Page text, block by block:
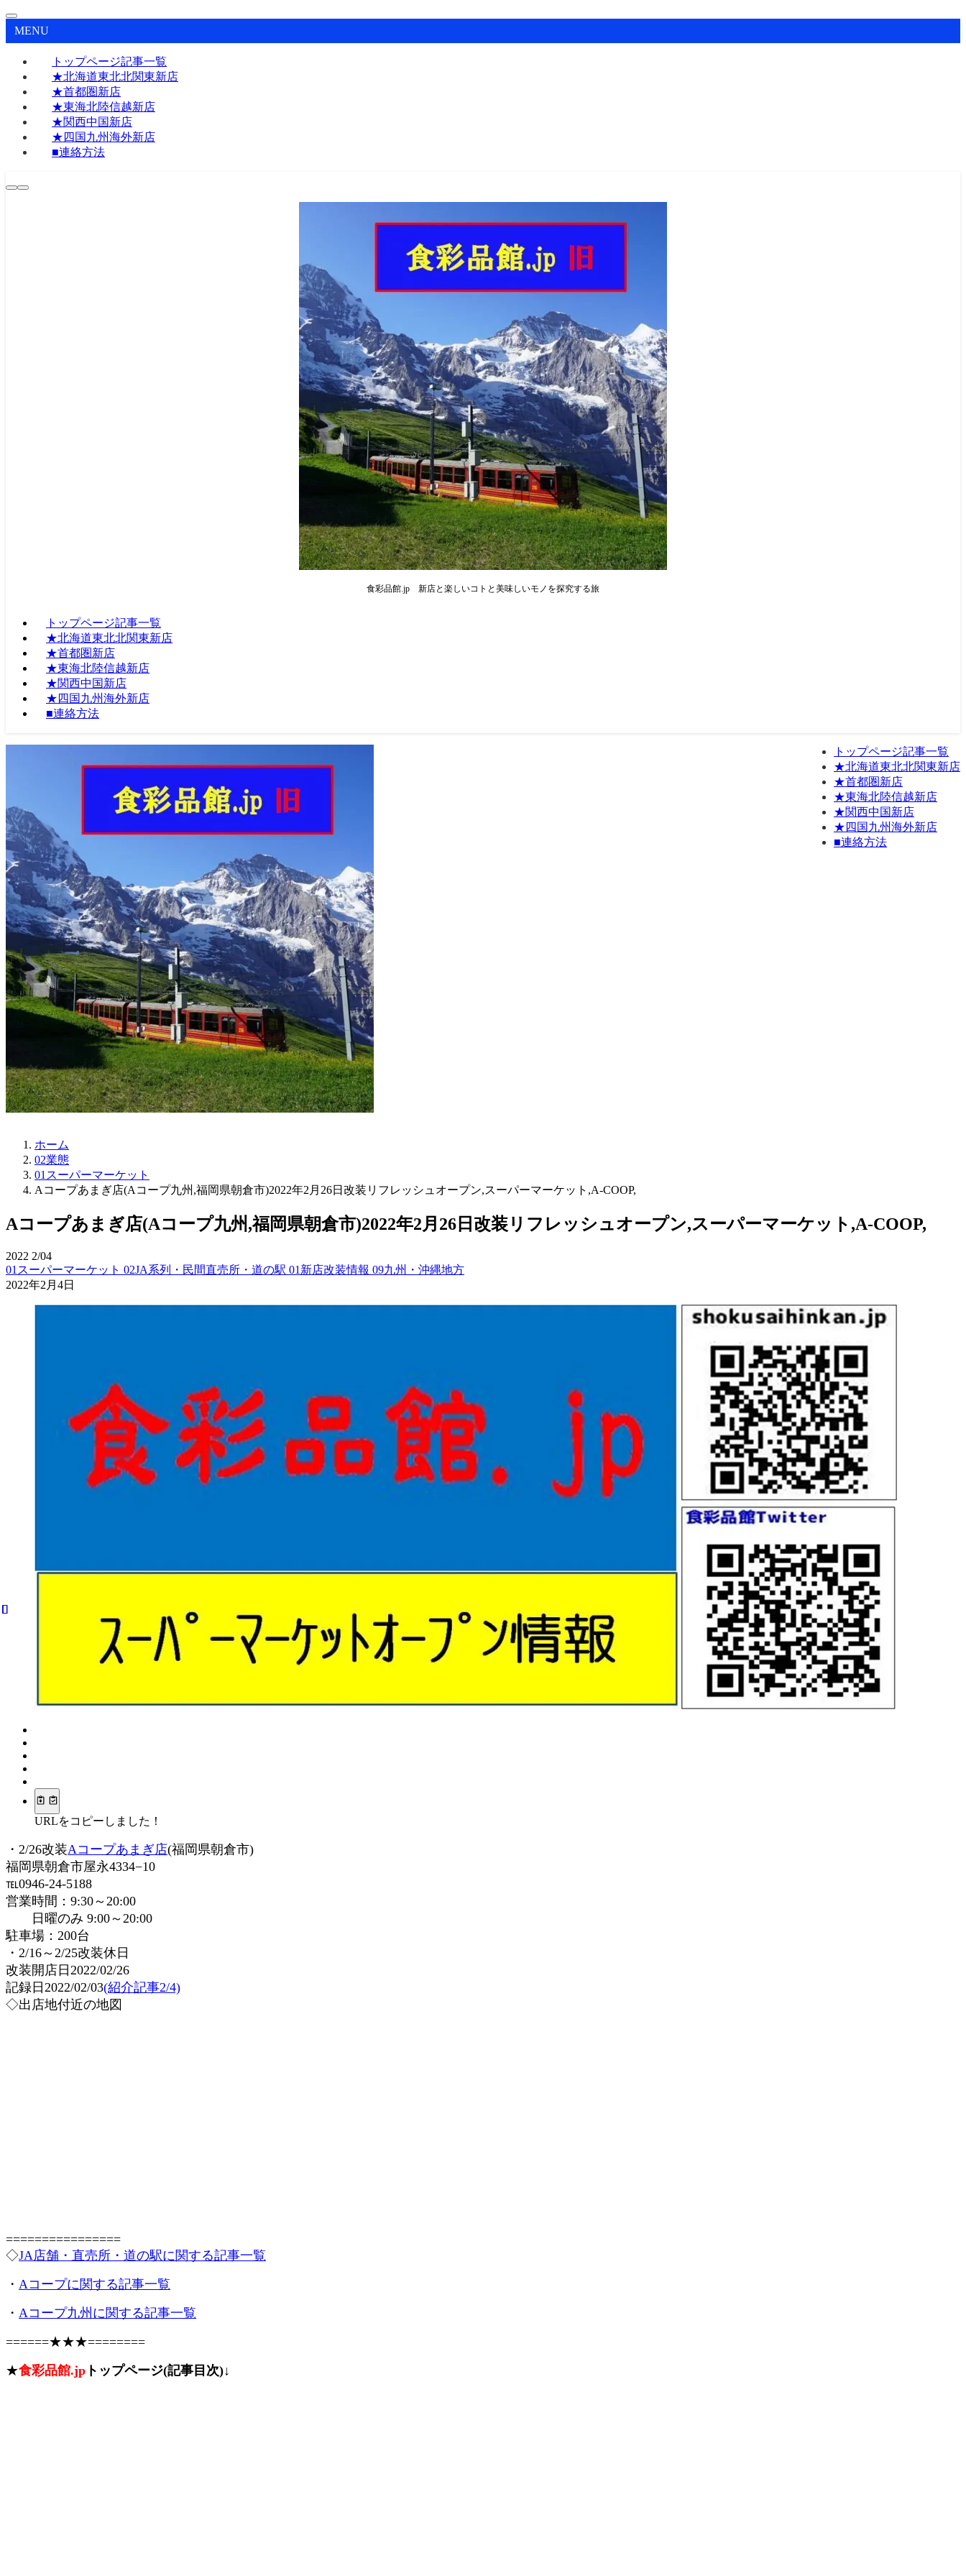
MENU
トップページ記事一覧
★北海道東北北関東新店
★首都圏新店
★東海北陸信越新店
★関西中国新店
★四国九州海外新店
■連絡方法
食彩品館.jp 新店と楽しいコトと美味しいモノを探究する旅
トップページ記事一覧
★北海道東北北関東新店
★首都圏新店
★東海北陸信越新店
★関西中国新店
★四国九州海外新店
■連絡方法
トップページ記事一覧
★北海道東北北関東新店
★首都圏新店
★東海北陸信越新店
★関西中国新店
★四国九州海外新店
■連絡方法
ホーム
02業態
01スーパーマーケット
Aコープあまぎ店(Aコープ九州,福岡県朝倉市)2022年2月26日改装リフレッシュオープン,スーパーマーケット,A-COOP,
Aコープあまぎ店(Aコープ九州,福岡県朝倉市)2022年2月26日改装リフレッシュオープン,スーパーマーケット,A-COOP,
2022 2/04
01スーパーマーケット 02JA系列・民間直売所・道の駅 01新店改装情報 09九州・沖縄地方
2022年2月4日
URLをコピーしました！
・2/26改装Aコープあまぎ店(福岡県朝倉市)
福岡県朝倉市屋永4334−10
℡0946-24-5188
営業時間：9:30～20:00
日曜のみ 9:00～20:00
駐車場：200台
・2/16～2/25改装休日
改装開店日2022/02/26
記録日2022/02/03(紹介記事2/4)
◇出店地付近の地図
================
◇JA店舗・直売所・道の駅に関する記事一覧
・ Aコープに関する記事一覧
・ Aコープ九州に関する記事一覧
======★★★========
★食彩品館.jp トップページ(記事目次)↓